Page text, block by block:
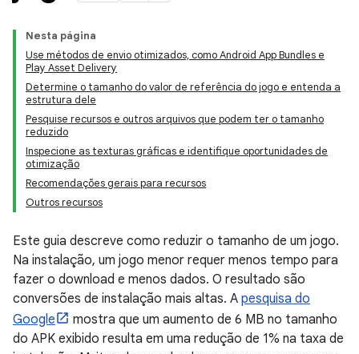
Nesta página
Use métodos de envio otimizados, como Android App Bundles e
Play Asset Delivery
Determine o tamanho do valor de referência do jogo e entenda a
estrutura dele
Pesquise recursos e outros arquivos que podem ter o tamanho
reduzido
Inspecione as texturas gráficas e identifique oportunidades de
otimização
Recomendações gerais para recursos
Outros recursos
Este guia descreve como reduzir o tamanho de um jogo.
Na instalação, um jogo menor requer menos tempo para
fazer o download e menos dados. O resultado são
conversões de instalação mais altas. A pesquisa do
Google
mostra que um aumento de 6 MB no tamanho
do APK exibido resulta em uma redução de 1% na taxa de